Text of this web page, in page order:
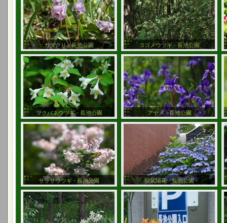
カタクリ - 長池公園 コゴメウツギ - 長池公園
ツクバネウツギ - 長池公園 アヤメ - 長池公園
サラサウツギ - 長池公園 額紫陽花 - 長池公園